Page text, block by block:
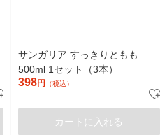
サンガリア すっきりともも
500ml 1セット（3本）
398円 （税込）
カートに入れる